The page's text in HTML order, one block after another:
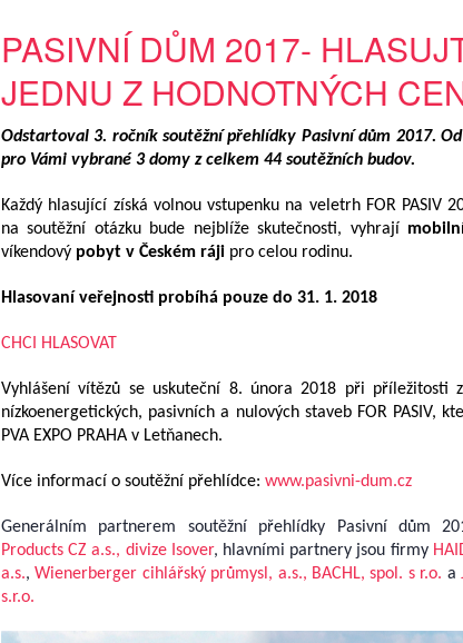
PASIVNÍ DŮM 2017-
JEDNU Z HODNOTNÝCH
Odstartoval 3. ročník soutěžní přehlídky Pasivní dům 2017.
pro Vámi vybrané 3 domy z celkem 44 soutěžních budov.
Každý hlasující získá volnou vstupenku na veletrh FOR PASIV
na soutěžní otázku bude nejblíže skutečnosti, vyhrají
víkendový pobyt v Českém ráji pro celou rodinu.
Hlasovaní veřejnosti probíhá pouze do 31. 1. 2018
CHCI HLASOVAT
Vyhlášení vítězů se uskuteční 8. února 2018 při příležitosti
nízkoenergetických, pasivních a nulových staveb FOR PASIV,
PVA EXPO PRAHA v Letňanech.
Více informací o soutěžní přehlídce: www.pasivni-dum.cz
Generálním partnerem soutěžní přehlídky Pasivní dům
Products CZ a.s., divize Isover, hlavními partnery jsou firmy
a.s.,Wienerberger cihlářský průmysl, a.s., BACHL, spol. s r.o. a
s.r.o.